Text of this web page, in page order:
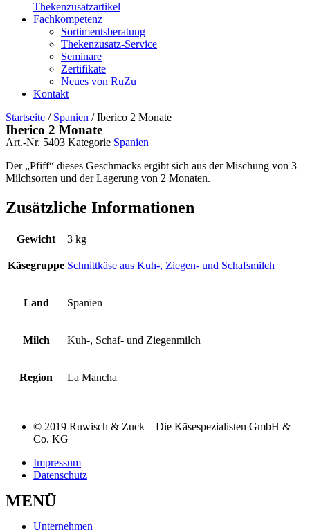
Thekenzusatzartikel
Fachkompetenz
Sortimentsberatung
Thekenzusatz-Service
Seminare
Zertifikate
Neues von RuZu
Kontakt
Startseite / Spanien / Iberico 2 Monate
Iberico 2 Monate
Art.-Nr. 5403 Kategorie Spanien
Der „Pfiff“ dieses Geschmacks ergibt sich aus der Mischung von 3
Milchsorten und der Lagerung von 2 Monaten.
Zusätzliche Informationen
Gewicht 3 kg
Käsegruppe Schnittkäse aus Kuh-, Ziegen- und Schafsmilch
Land Spanien
Milch Kuh-, Schaf- und Ziegenmilch
Region La Mancha
© 2019 Ruwisch & Zuck – Die Käsespezialisten GmbH &
Co. KG
Impressum
Datenschutz
MENÜ
Unternehmen